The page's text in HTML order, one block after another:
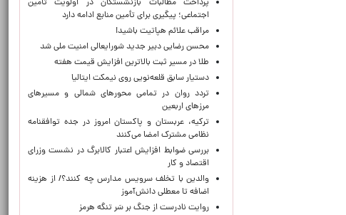
پرداخت مطالبات بازنشستگان در اولویت تأمین
اجتماعی؛ پیگیری برای تأمین منابع ادامه دارد
مراقب علائم هپاتیت باشید!
محسن رضایی دبیر جدید شورایعالی امنیت ملی شد
طلا در مسیر ثبت بالاترین افزایش قیمت هفته
دستیار سابق قلعه‌نویی روی نیمکت ایتالیا
تردد روان در تمامی محورهای شمالی و مسیرهای
مرزهای اربعین
ترکیه، عربستان و پاکستان امروز در جده توافقنامه
نظامی مشترک امضا می‌کنند
بررسی ضوابط افزایش اعتبار کالابرگ در نشست وزرای
اقتصاد و کار
والدین با تخلف سرویس مدارس چه کنند؟/ از هزینه
اضافه تا معطلی دانش‌آموز
روایت نادرست از جنگ بر سَر تنگه هرمز